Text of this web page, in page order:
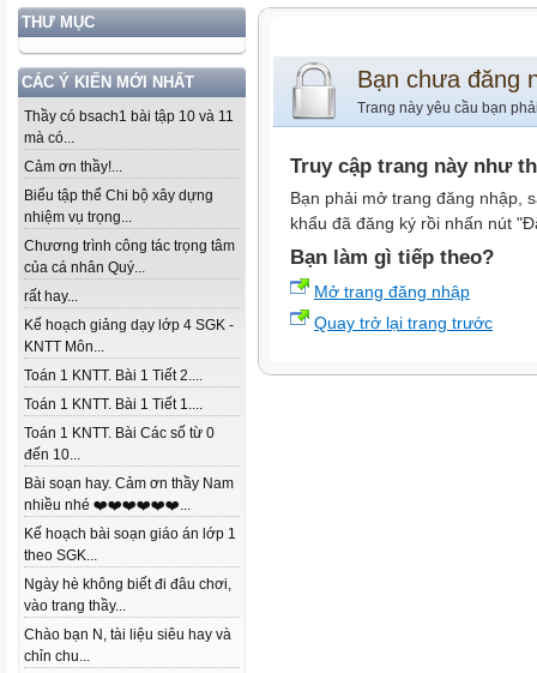
THƯ MỤC
CÁC Ý KIẾN MỚI NHẤT
Thầy có bsach1 bài tập 10 và 11
mà có...
Cảm ơn thầy!...
Biểu tập thể Chi bộ xây dựng
nhiệm vụ trọng...
Chương trình công tác trọng tâm
của cá nhân Quý...
rất hay...
Kế hoạch giảng dạy lớp 4 SGK -
KNTT Môn...
Toán 1 KNTT. Bài 1 Tiết 2....
Toán 1 KNTT. Bài 1 Tiết 1....
Toán 1 KNTT. Bài Các số từ 0
đến 10...
Bài soạn hay. Cảm ơn thầy Nam
nhiều nhé ❤️❤️❤️❤️❤️❤️...
Kế hoạch bài soạn giáo án lớp 1
theo SGK...
Ngày hè không biết đi đâu chơi,
vào trang thầy...
Chào bạn N, tài liệu siêu hay và
chỉn chu...
Bạn chưa đăng
Trang này yêu cầu bạn
Truy cập trang này như
Bạn phải mở trang đăng nhập,
khẩu đã đăng ký rồi nhấn nút
Bạn làm gì tiếp theo?
Mở trang đăng nhập
Quay trở lại trang trước